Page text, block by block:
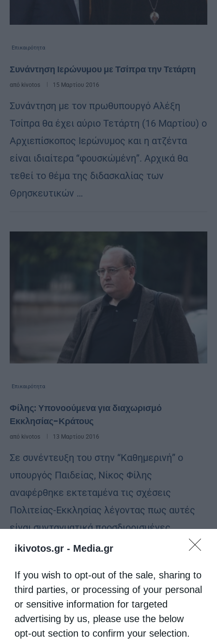
ikivotos.gr - Media.gr
If you wish to opt-out of the sale, sharing to
third parties, or processing of your personal
or sensitive information for targeted
advertising by us, please use the below
opt-out section to confirm your selection.
Επικαιρότητα
Συνάντηση Ιερώνυμου με Τσίπρα την Τετάρτη
από kivotos 15 Μαρτίου 2016
Συνάντηση με τον πρωθυπουργό Αλέξη
Τσίπρα θα έχει αύριο Τετάρτη (16 Μαρτίου) ο
Αρχιεπίσκοπος Ιερώνυμος και η ατζέντα
είναι ιδιαίτερα “φουσκώμένη”. Αρχικά θα
τεθεί το θέμα της διδασκαλίας των
Θρησκευτικών …
Επικαιρότητα
Φίλης: Υπονοούμενα για διαχωρισμό
Εκκλησίας-Κράτους
από kivotos 13 Μαρτίου 2016
Σε συνέντευξη του στην “Καθημερινή” ο
υπουργός Παιδείας, Νίκος Φίλης
αναφέρθηκε εκτεταμένα τις σχέσεις
Πολιτείας-Εκκλησίας λέγοντας πως αυτές
είναι συνταγματικά προσδιορισμένες
αφήνοντας όμως περιθώριο για αλλαγή τους